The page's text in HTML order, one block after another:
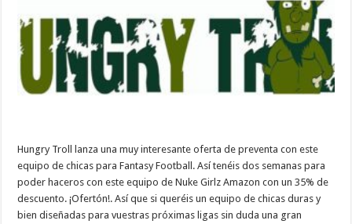
Hungry Troll lanza una muy interesante oferta de preventa con este
equipo de chicas para Fantasy Football. Así tenéis dos semanas para
poder haceros con este equipo de Nuke Girlz Amazon con un 35% de
descuento. ¡Ofertón!. Así que si queréis un equipo de chicas duras y
bien diseñadas para vuestras próximas ligas sin duda una gran